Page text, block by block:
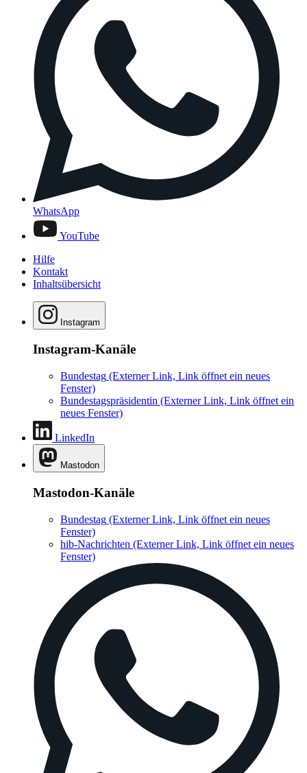
WhatsApp
YouTube
Hilfe
Kontakt
Inhaltsübersicht
Instagram
Instagram-Kanäle
Bundestag (Externer Link, Link öffnet ein neues
Fenster)
Bundestagspräsidentin (Externer Link, Link öffnet ein
neues Fenster)
LinkedIn
Mastodon
Mastodon-Kanäle
Bundestag (Externer Link, Link öffnet ein neues
Fenster)
hib-Nachrichten (Externer Link, Link öffnet ein neues
Fenster)